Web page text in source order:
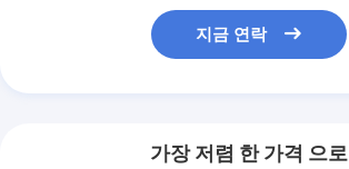
지금 연락
가장 저렴 한 가격 으로